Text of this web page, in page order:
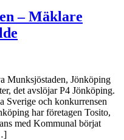
– Mäklare
Munksjöstaden, Jönköping
det avslöjar P4 Jönköping.
Sverige och konkurrensen
har företagen Tosito,
med Kommunal börjat